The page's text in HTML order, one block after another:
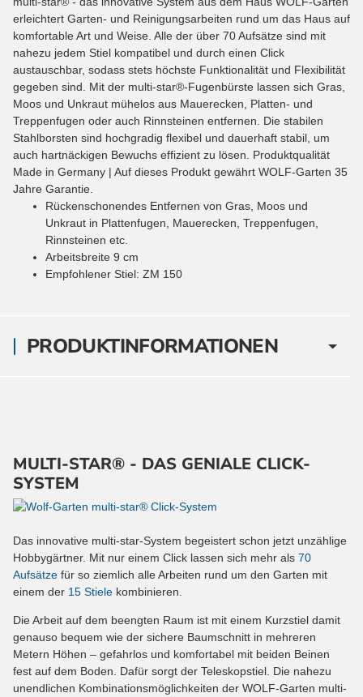
PRODUKTINFORMATIONEN
erleichtert Garten- und Reinigungsarbeiten rund um das Haus auf
komfortable Art und Weise. Alle der über 70 Aufsätze sind mit
nahezu jedem Stiel kompatibel und durch einen Click
austauschbar, sodass stets höchste Funktionalität und Flexibilität
gegeben sind. Mit der multi-star®-Fugenbürste lassen sich Gras,
Moos und Unkraut mühelos aus Mauerecken, Platten- und
Treppenfugen oder auch Rinnsteinen entfernen. Die stabilen
Stahlborsten sind hochgradig flexibel und dauerhaft stabil, um
auch hartnäckigen Bewuchs effizient zu lösen. Produktqualität
Made in Germany | Auf dieses Produkt gewährt WOLF-Garten 35
Jahre Garantie.
Rückenschonendes Entfernen von Gras, Moos und
Unkraut in Plattenfugen, Mauerecken, Treppenfugen,
Rinnsteinen etc.
Arbeitsbreite 9 cm
Empfohlener Stiel: ZM 150
MULTI-STAR® - DAS GENIALE CLICK-
SYSTEM
Das innovative multi-star-System begeistert schon jetzt unzählige
Hobbygärtner. Mit nur einem Click lassen sich mehr als 70
Aufsätze für so ziemlich alle Arbeiten rund um den Garten mit
einem der 15 Stiele kombinieren.
Die Arbeit auf dem beengten Raum ist mit einem Kurzstiel damit
genauso bequem wie der sichere Baumschnitt in mehreren
Metern Höhen – gefahrlos und komfortabel mit beiden Beinen
fest auf dem Boden. Dafür sorgt der Teleskopstiel. Die nahezu
unendlichen Kombinationsmöglichkeiten der WOLF-Garten multi-